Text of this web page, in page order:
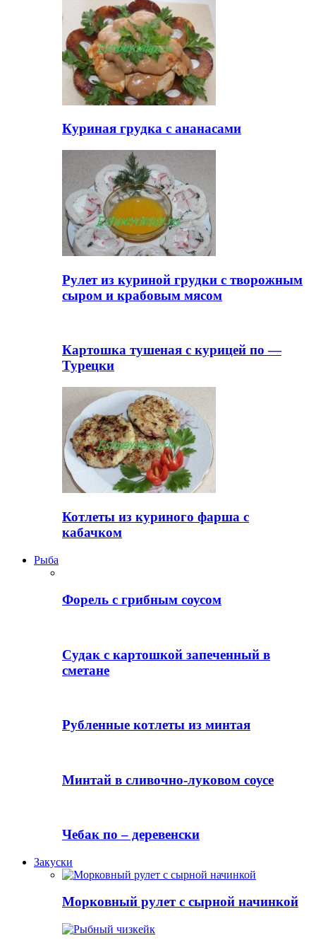
Куриная грудка с ананасами
Рулет из куриной грудки с творожным
сыром и крабовым мясом
Картошка тушеная с курицей по —
Турецки
Котлеты из куриного фарша с
кабачком
Рыба
Форель с грибным соусом
Судак с картошкой запеченный в
сметане
Рубленные котлеты из минтая
Минтай в сливочно-луковом соусе
Чебак по – деревенски
Закуски
Морковный рулет с сырной начинкой